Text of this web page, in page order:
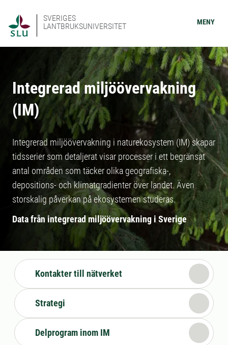
SVERIGES
LANTBRUKSUNIVERSITET
MENY
Integrerad miljöövervakning
(IM)
Integrerad miljöövervakning i naturekosystem (IM) skapar
tidsserier som detaljerat visar processer i ett begränsat
antal områden som täcker olika geografiska-,
depositions- och klimatgradienter över landet. Även
storskalig påverkan på ekosystemen studeras.
Data från integrerad miljöövervakning i Sverige
Kontakter till nätverket
Strategi
Delprogram inom IM